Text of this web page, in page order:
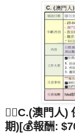
🕵🏻C.(澳門人)
期)[💰報酬: